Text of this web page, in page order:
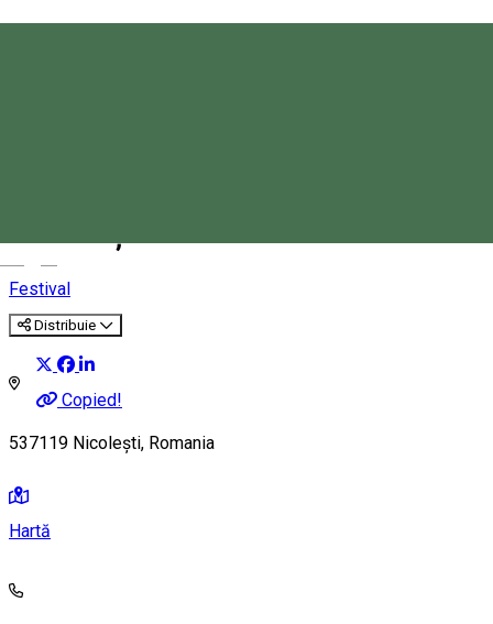
Festival
Distribuie
Copied!
537119 Nicolești, Romania
Hartă